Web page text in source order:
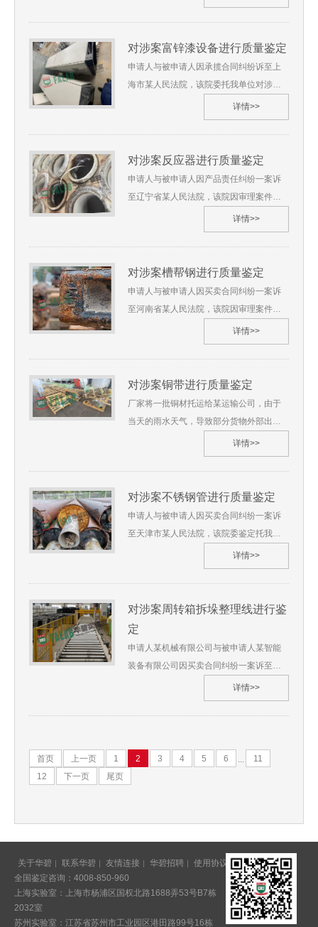
记录单》一份5、鉴定地点：上海华碧检测
（略） 7、 综合分析及检验结果
（略） 8、 鉴定过程图片
火爆炸的高低压开关柜起火原因进行鉴
定，我单位受理了此鉴定。 沪华碧[2020]
质鉴字第**号1、委托人：甘肃省某人民法
院2、委托鉴定事项：对涉案开关柜进行质
量鉴定3、受理日期：2020年11月4、鉴定
材料：（1）《司法鉴定委托书》一份
调查物证原始记录单》一份5、鉴定地点：
过程（略） 7、 综合分析及检验结果
（略） 8、 鉴定过程图片
对涉案富锌漆设备进行质量鉴定
申请人与被申请人因承揽合同纠纷诉至上
海市某人民法院，该院委托我单位对涉案
设备搅拌轴装置轴封处径向摆动量是否符
合合同约定，若存在摆动量不符合合同，
鉴定其原因；对分散盘损坏原因，设备电
机是否符合合同要求进行鉴定，我单位受
理了此鉴定。 沪华碧[2021]质鉴字第**号
1、委托人：上海市某人民法院2、委托鉴
定事项：对涉案富锌漆设备进行质量鉴定
（1）《起诉状》一份（2）《样品清
记录单》一份（3）《庭审笔录》一份
（4）《鉴定机构（鉴定人）指定结果告知
书》一份5、鉴定地点：上海华碧检测技术
有限公司上海市6、 鉴定过程
详情>>
对涉案反应器进行质量鉴定
申请人与被申请人因产品责任纠纷一案诉
至辽宁省某人民法院，该院因审理案件需
要委托我单位，要求对四个反应器等产品
是否存在质量进行鉴定，我单位受理了此
鉴定。 沪华碧[2020]质鉴字第**号1、委托
人：辽宁省某人民法院2、委托鉴定事项：
对涉案反应器进行质量鉴定3、受理日期：
2020年4月4、鉴定材料：（1）《司法鉴
定委托书》一份（2）《笔录单》、《现场
上海华碧检测技术有限公司辽宁省6、 鉴定
（略） 8、 鉴定过程图片
详情>>
对涉案槽帮钢进行质量鉴定
申请人与被申请人因买卖合同纠纷一案诉
至河南省某人民法院，该院因审理案件需
要委托我单位对涉案刮板运输机上的槽帮
钢是否符合国家标准进行鉴定，我单位受
理了此鉴定。 沪华碧[2021]质鉴字第**号
1、委托人：河南省某人民法院2、委托鉴
定事项：对涉案槽帮钢进行质量鉴定3、受
理日期：2021年06月4、鉴定材料：（1）
《司法鉴定委托书》一份（2）《样品清
记录单》一份（3）《工矿产品购销合同》
河南省6、 鉴定过程（略） 7、 综合分析
及检验结果（略） 8、 鉴定过程图片
详情>>
对涉案铜带进行质量鉴定
厂家将一批铜材托运给某运输公司，由于
当天的雨水天气，导致部分货物外部出现
雨淋痕迹。货物遭到买方拒收后，厂家与
运输公司就铜材损失责任引发争执，当地
法院为审理合同纠纷需要，特委托我单位
对涉案铜带进行质量鉴定。 沪华碧[2021]
技鉴字第**号1、委托人：上海某法院2、
委托鉴定事项：对涉案铜带进行质量鉴定
3、受理日期：2021年10月4、鉴定材料：
证原始记录单》（3）《样品清单》、《笔
录》5、鉴定地点：上海华碧检测技术有限
公司上海 6、 鉴定过程（略） 7、 综合分
析及检验结果（略） 8、 鉴定过程图片
详情>>
对涉案不锈钢管进行质量鉴定
申请人与被申请人因买卖合同纠纷一案诉
至天津市某人民法院，该院委鉴定托我单
位对涉案Φ76不锈钢管共计140套逐根进行
检测液压试验鉴定，我单位受理了此鉴
定。 沪华碧[2021]质鉴字第**号1、委托
人：天津市某人民法院2、委托鉴定事项：
对涉案不锈钢管进行质量鉴定3、受理日
《笔录单》、《现场调查物证原始记录
单》一份（3）《工业品买卖合同》5、鉴
详情>>
对涉案周转箱拆垛整理线进行鉴
定
申请人某机械有限公司与被申请人某智能
装备有限公司因买卖合同纠纷一案诉至山
东省某人民法院，法院因审理案件需要委
托我单位，要求对涉案金属周转箱拆垛整
理线进行鉴定，我单位受理了此鉴定。 沪
省某人民法院2、委托鉴定事项：对涉案周
录单》、《现场调查物证原始记录单》一
份5、鉴定地点：上海华碧检测技术有限公
司山东省6、 鉴定过程（略） 7、 综合分
析及检验结果（略） 8、 鉴定过程图片
详情>>
首页 上一页 1 2 3 4 5 6 ...
11
12
下一页 尾页
关于华碧 联系华碧 友情连接 华碧招聘 使用协议
意见反馈
全国鉴定咨询：4008-850-960
上海实验室：上海市杨浦区国权北路1688弄53号B7栋
2032室
苏州实验室：江苏省苏州市工业园区港田路99号16栋